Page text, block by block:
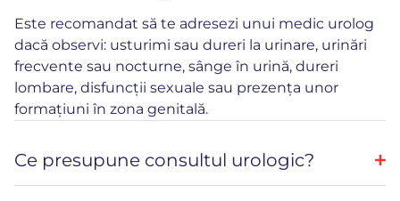
Este recomandat să te adresezi unui medic urolog
dacă observi: usturimi sau dureri la urinare, urinări
frecvente sau nocturne, sânge în urină, dureri
lombare, disfuncții sexuale sau prezența unor
formațiuni în zona genitală.
Ce presupune consultul urologic?